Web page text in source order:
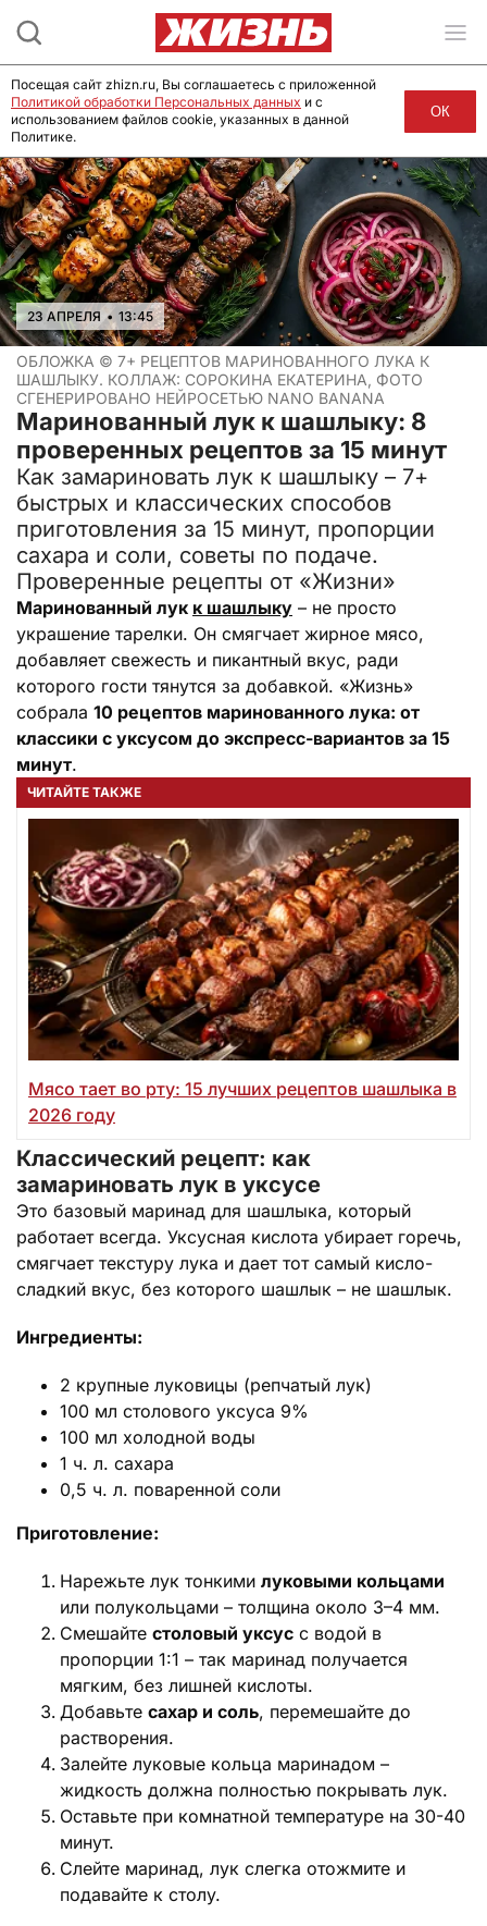
23 АПРЕЛЯ • 13:45
ОБЛОЖКА © 7+ РЕЦЕПТОВ МАРИНОВАННОГО ЛУКА К
ШАШЛЫКУ. КОЛЛАЖ: СОРОКИНА ЕКАТЕРИНА, ФОТО
СГЕНЕРИРОВАНО НЕЙРОСЕТЬЮ NANO BANANA
Маринованный лук к шашлыку: 8
проверенных рецептов за 15 минут
Как замариновать лук к шашлыку – 7+
быстрых и классических способов
приготовления за 15 минут, пропорции
сахара и соли, советы по подаче.
Проверенные рецепты от «Жизни»
Маринованный лук к шашлыку – не просто
украшение тарелки. Он смягчает жирное мясо,
добавляет свежесть и пикантный вкус, ради
которого гости тянутся за добавкой. «Жизнь»
собрала 10 рецептов маринованного лука: от
классики с уксусом до экспресс-вариантов за 15
минут.
ЧИТАЙТЕ ТАКЖЕ
Мясо тает во рту: 15 лучших рецептов шашлыка в
2026 году
Классический рецепт: как
замариновать лук в уксусе
Это базовый маринад для шашлыка, который
работает всегда. Уксусная кислота убирает горечь,
смягчает текстуру лука и дает тот самый кисло-
сладкий вкус, без которого шашлык – не шашлык.
Ингредиенты:
2 крупные луковицы (репчатый лук)
100 мл столового уксуса 9%
100 мл холодной воды
1 ч. л. сахара
0,5 ч. л. поваренной соли
Приготовление:
Нарежьте лук тонкими луковыми кольцами
или полукольцами – толщина около 3–4 мм.
Смешайте столовый уксус с водой в
пропорции 1:1 – так маринад получается
мягким, без лишней кислоты.
Добавьте сахар и соль, перемешайте до
растворения.
Залейте луковые кольца маринадом –
жидкость должна полностью покрывать лук.
Оставьте при комнатной температуре на 30-40
минут.
Слейте маринад, лук слегка отожмите и
подавайте к столу.
Посещая сайт zhizn.ru, Вы соглашаетесь с приложенной
Политикой обработки Персональных данных и с
использованием файлов cookie, указанных в данной
Политике.
ОК